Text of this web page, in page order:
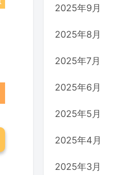
2025年9月
2025年8月
2025年7月
2025年6月
2025年5月
2025年4月
2025年3月